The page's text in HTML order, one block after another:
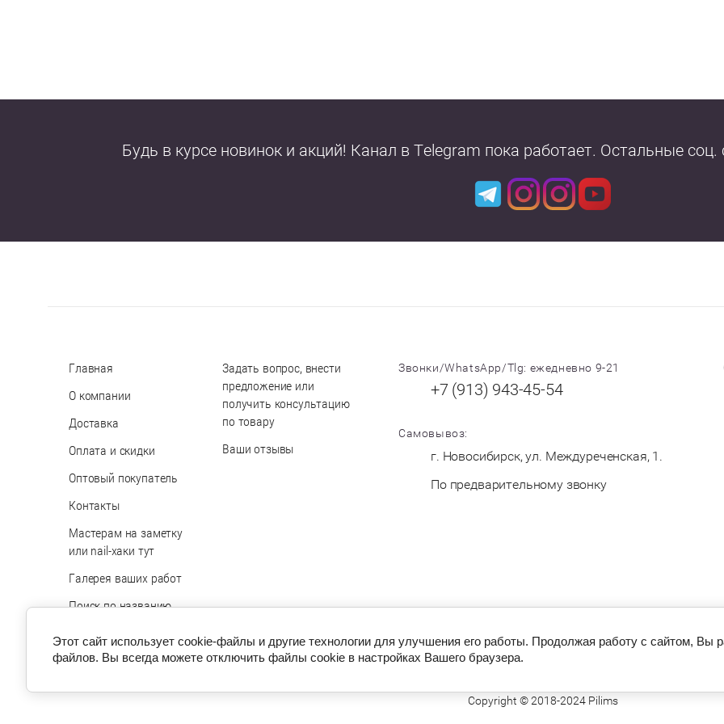
Будь в курсе новинок и акций! Канал в Telegram пока работает. Остальные соц.
Главная
О компании
Доставка
Оплата и скидки
Оптовый покупатель
Контакты
Мастерам на заметку
или nail-хаки тут
Галерея ваших работ
Поиск по названию
Задать вопрос, внести
предложение или
получить консультацию
по товару
Ваши отзывы
Звонки/WhatsApp/Tlg: ежедневно 9-21
+7 (913) 943-45-54
Самовывоз:
г. Новосибирск, ул. Междуреченская, 1.
По предварительному звонку
Copyright © 2018-2024 Pilims
Этот сайт использует cookie-файлы и другие технологии для улучшения его работы. Продолжая работу с сайтом, Вы
файлов. Вы всегда можете отключить файлы cookie в настройках Вашего браузера.